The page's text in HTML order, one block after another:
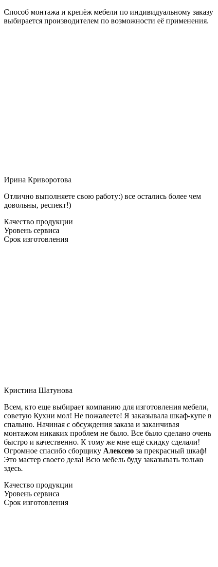
Способ монтажа и крепёж мебели по индивидуальному заказу
выбирается производителем по возможности её применения.
Ирина Криворотова
Отлично выполняете свою работу:) все остались более чем
довольны, респект!)
Качество продукции
Уровень сервиса
Срок изготовления
Кристина Шатунова
Всем, кто еще выбирает компанию для изготовления мебели,
советую Кухни мол! Не пожалеете! Я заказывала шкаф-купе в
спальню. Начиная с обсуждения заказа и заканчивая
монтажом никаких проблем не было. Все было сделано очень
быстро и качественно. К тому же мне ещё скидку сделали!
Огромное спасибо сборщику Алексею за прекрасный шкаф!
Это мастер своего дела! Всю мебель буду заказывать только
здесь.
Качество продукции
Уровень сервиса
Срок изготовления